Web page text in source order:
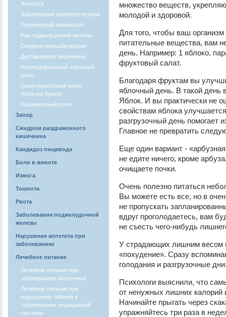
Желтуха
Заболевания желчного пузыря
Хронический панкреатит
Рак поджелудочной железы
Синдром мальабсорбции
Дисбактериоз кишечника
Неспецифический язвенный
колит
Гранулематозный колит
(болезнь Крона)
Ишемический колит
Запор
Синдром раздраженного
кишечника
Кандидоз пищевода
Боли в животе
Изжога
Тошнота
Рвота
Заболевания поджелудочной
железы
Нарушение аппетита при
заболеваниях
Лечебное питание
Лечебное питание при
заболеваниях кишечника
Лечебное питание при
нарушениях обмена и
заболеваниях эндокринной
системы
множество веществ,
молодой и здоровой.
Для того, чтобы ваш
питательные вещества, вам
день. Например: 1 яблоко,
фруктовый салат.
Благодаря фруктам вы
яблочный день. В такой день
Яблок. И вы практически не
свойствам яблока
разгрузочный день помогает
Главное не превратить
Еще один вариант -
не едите ничего, кроме
очищаете почки.
Очень полезно питаться
Вы можете есть все, но в
не пропускать
вдруг проголодаетесь, вам
не съесть чего-нибудь
У страдающих лишним весом
«похудение». Сразу
голодания и разгрузочные
Психологи выяснили, что
от ненужных лишних калорий
Начинайте прыгать через
упражняйтесь три раза в